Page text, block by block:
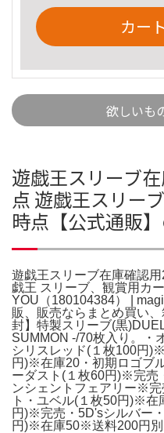
カー
欲しいも
遊戯王スリーブ
点 遊戯王スリー
時点【公式通販
遊戯王スリーブ在庫確認
戯王 スリーブ、観賞用カ
YOU（180104384） |
販、販売ならまとめ買い
封】特製スリーブ(黒
SUMMON -/70枚入り。・
シリスレッド(１枚100円
円)※在庫20・初期ロゴブ
ーダスト(１枚60円)※完売
ンシェントフェアリー※
ト・ユベル(１枚50円)※在
円)※完売・5D'sシルバー
円)※在庫50※送料200円別